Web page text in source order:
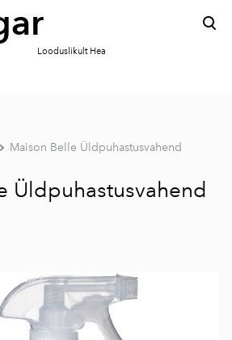
Looduslikult Hea
Vaata ostukorvi
Maison Belle Üldpuhastusvahend
Üldpuhastusvahend